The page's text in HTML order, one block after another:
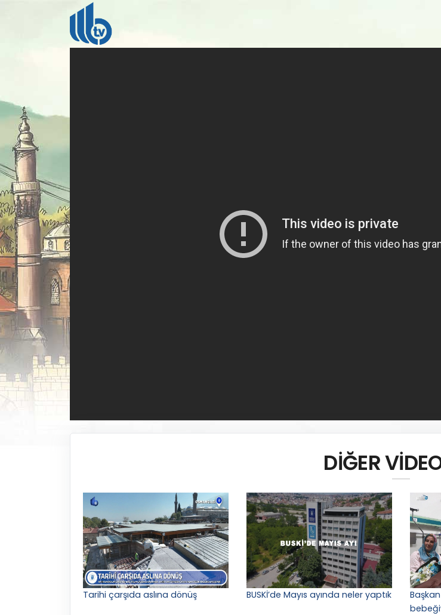
DİĞER
Tarihi çarşıda aslına dönüş BUSKİ’de Mayıs ayında neler yaptık